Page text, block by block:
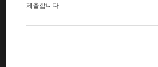
제출합니다